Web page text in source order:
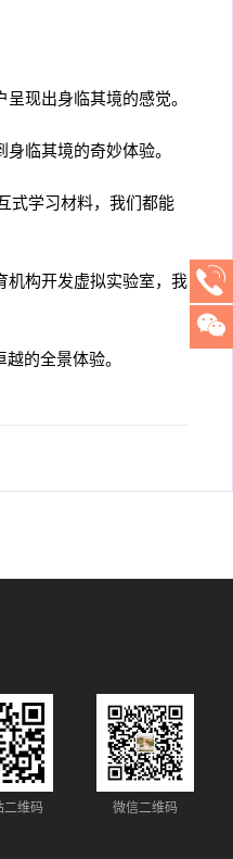
现出身临其境的感觉。
临其境的奇妙体验。
式学习材料，我们都能
机构开发虚拟实验室，我
的全景体验。
二维码 微信二维码